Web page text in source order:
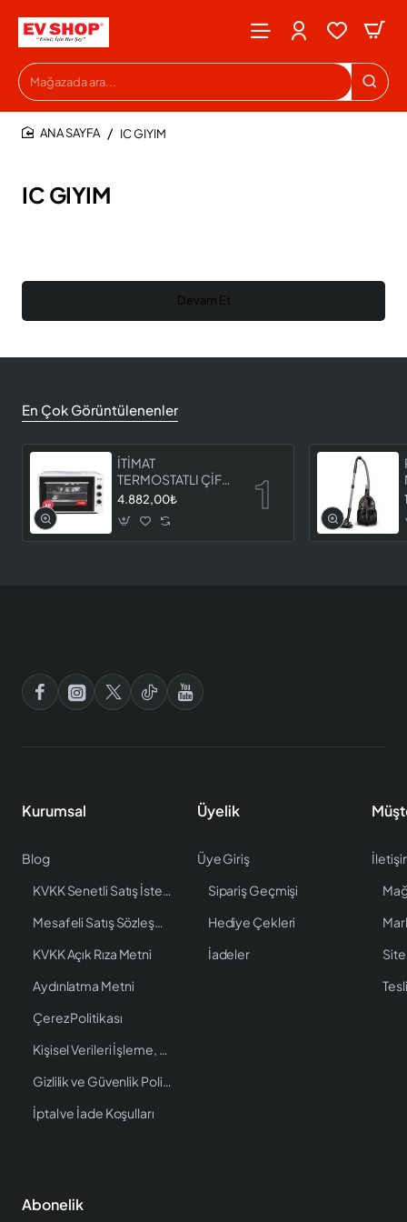
Mağazada
ara...
IC GIYIM
IC GIYIM
Devam Et
En Çok Görüntülenenler
İTİMAT
TERMOSTATLI ÇİFT
CAMLI FIRIN 8060
4.882,00₺
Kurumsal
Blog
KVKK Senetli Satış İstenen Bilgiler
Mesafeli Satış Sözleşmesi
KVKK Açık Rıza Metni
Aydınlatma Metni
Çerez Politikası
Kişisel Verileri İşleme, Saklama ve İmha Politikası
Gizlilik ve Güvenlik Politikası
İptal ve İade Koşulları
Üyelik
Üye Giriş
Sipariş Geçmişi
Hediye Çekleri
İadeler
Site
Abonelik